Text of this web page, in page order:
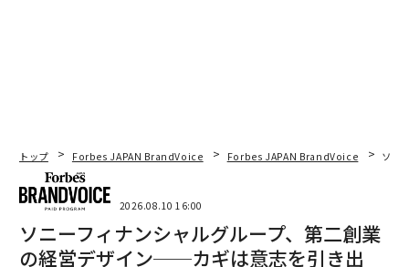
トップ Forbes JAPAN BrandVoice Forbes JAPAN BrandVoice ソニ
2026.08.10 16:00
ソニーフィナンシャルグループ、第二創業
の経営デザイン──カギは意志を引き出